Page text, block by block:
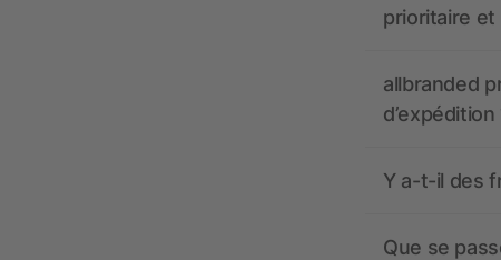
prioritaire et
allbranded
d’expédition
Y a-t-il des
Que se